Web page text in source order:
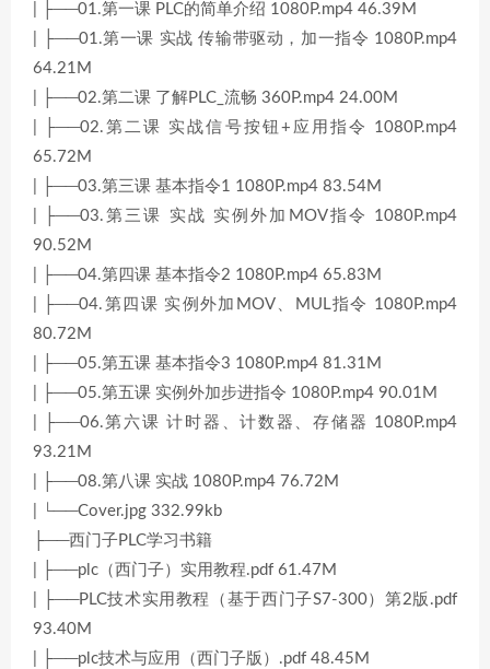
| ├──01.第一课 PLC的简单介绍 1080P.mp4 46.39M
| ├──01.第一课 实战 传输带驱动，加一指令 1080P.mp4
64.21M
| ├──02.第二课 了解PLC_流畅 360P.mp4 24.00M
| ├──02.第二课 实战信号按钮+应用指令 1080P.mp4
65.72M
| ├──03.第三课 基本指令1 1080P.mp4 83.54M
| ├──03.第三课 实战 实例外加MOV指令 1080P.mp4
90.52M
| ├──04.第四课 基本指令2 1080P.mp4 65.83M
| ├──04.第四课 实例外加MOV、MUL指令 1080P.mp4
80.72M
| ├──05.第五课 基本指令3 1080P.mp4 81.31M
| ├──05.第五课 实例外加步进指令 1080P.mp4 90.01M
| ├──06.第六课 计时器、计数器、存储器 1080P.mp4
93.21M
| ├──08.第八课 实战 1080P.mp4 76.72M
| └──Cover.jpg 332.99kb
├──西门子PLC学习书籍
| ├──plc（西门子）实用教程.pdf 61.47M
| ├──PLC技术实用教程（基于西门子S7-300）第2版.pdf
93.40M
| ├──plc技术与应用（西门子版）.pdf 48.45M